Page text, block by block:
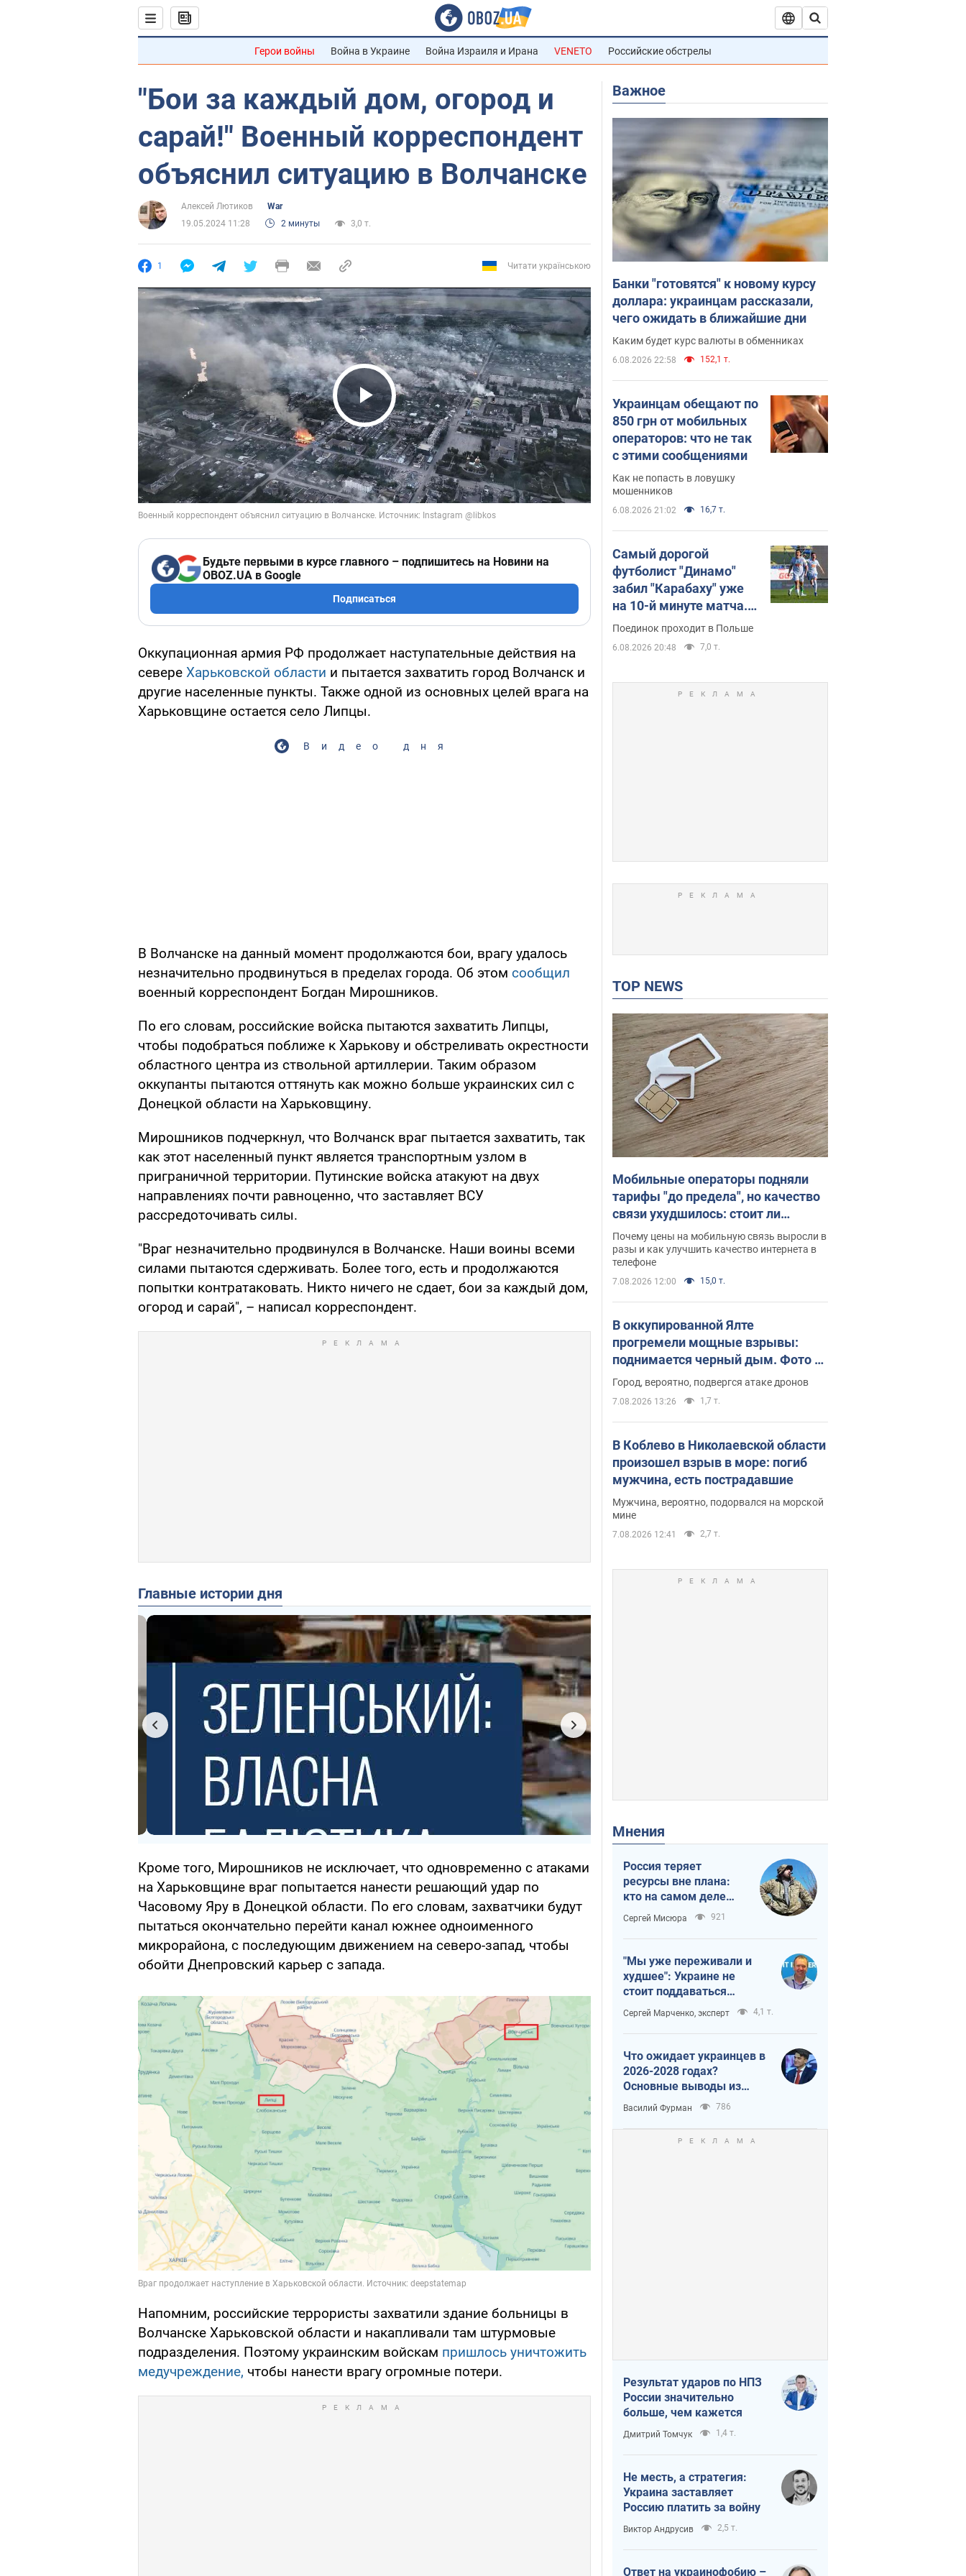
Герои войны Война в Украине Война Израиля и Ирана VENETO Российские обстрелы
"Бои за каждый дом, огород и
сарай!" Военный корреспондент
объяснил ситуацию в Волчанске
Алексей Лютиков
War
19.05.2024 11:28
2 минуты 3,0 т.
1 Читати українською
Play Video
Будьте первыми в курсе главного – подпишитесь на Новини на
OBOZ.UA в Google
Подписаться
Оккупационная армия РФ продолжает наступательные действия на
севере Харьковской области и пытается захватить город Волчанск и
другие населенные пункты. Также одной из основных целей врага на
Харьковщине остается село Липцы.
Видео дня
В Волчанске на данный момент продолжаются бои, врагу удалось
незначительно продвинуться в пределах города. Об этом сообщил
военный корреспондент Богдан Мирошников.
По его словам, российские войска пытаются захватить Липцы,
чтобы подобраться поближе к Харькову и обстреливать окрестности
областного центра из ствольной артиллерии. Таким образом
оккупанты пытаются оттянуть как можно больше украинских сил с
Донецкой области на Харьковщину.
Мирошников подчеркнул, что Волчанск враг пытается захватить, так
как этот населенный пункт является транспортным узлом в
приграничной территории. Путинские войска атакуют на двух
направлениях почти равноценно, что заставляет ВСУ
рассредоточивать силы.
"Враг незначительно продвинулся в Волчанске. Наши воины всеми
силами пытаются сдерживать. Более того, есть и продолжаются
попытки контратаковать. Никто ничего не сдает, бои за каждый дом,
огород и сарай", – написал корреспондент.
Главные истории дня
Кроме того, Мирошников не исключает, что одновременно с атаками
на Харьковщине враг попытается нанести решающий удар по
Часовому Яру в Донецкой области. По его словам, захватчики будут
пытаться окончательно перейти канал южнее одноименного
микрорайона, с последующим движением на северо-запад, чтобы
обойти Днепровский карьер с запада.
Напомним, российские террористы захватили здание больницы в
Волчанске Харьковской области и накапливали там штурмовые
подразделения. Поэтому украинским войскам пришлось уничтожить
медучреждение, чтобы нанести врагу огромные потери.
Важное
Банки "готовятся" к новому курсу
доллара: украинцам рассказали,
чего ожидать в ближайшие дни
Каким будет курс валюты в обменниках
6.08.2026 22:58 152,1 т.
Украинцам обещают по
850 грн от мобильных
операторов: что не так
с этими сообщениями
Как не попасть в ловушку
мошенников
6.08.2026 21:02 16,7 т.
Самый дорогой
футболист "Динамо"
забил "Карабаху" уже
на 10-й минуте матча.
Видео
Поединок проходит в Польше
6.08.2026 20:48 7,0 т.
TOP NEWS
Мобильные операторы подняли
тарифы "до предела", но качество
связи ухудшилось: стоит ли
жаловаться на цены
Почему цены на мобильную связь выросли в
разы и как улучшить качество интернета в
телефоне
7.08.2026 12:00 15,0 т.
В оккупированной Ялте
прогремели мощные взрывы:
поднимается черный дым. Фото и
видео
Город, вероятно, подвергся атаке дронов
7.08.2026 13:26 1,7 т.
В Коблево в Николаевской области
произошел взрыв в море: погиб
мужчина, есть пострадавшие
Мужчина, вероятно, подорвался на морской
мине
7.08.2026 12:41 2,7 т.
Мнения
Россия теряет
ресурсы вне плана:
кто на самом деле
диктует темп войны
Сергей Мисюра 921
"Мы уже переживали и
худшее": Украине не
стоит поддаваться
отчаянию из-за
ракетного террора
Сергей Марченко, эксперт 4,1 т.
Что ожидает украинцев в
2026-2028 годах?
Основные выводы из
новых прогнозов от НБУ
Василий Фурман 786
Результат ударов по НПЗ
России значительно
больше, чем кажется
Дмитрий Томчук 1,4 т.
Не месть, а стратегия:
Украина заставляет
Россию платить за войну
Виктор Андрусив 2,5 т.
Ответ на украинофобию –